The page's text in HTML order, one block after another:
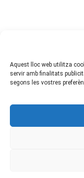
Aquest lloc web utilitza
servir amb finalitats
segons les vostres